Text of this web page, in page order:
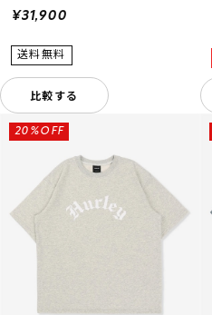
¥31,900
比較する
20%OFF